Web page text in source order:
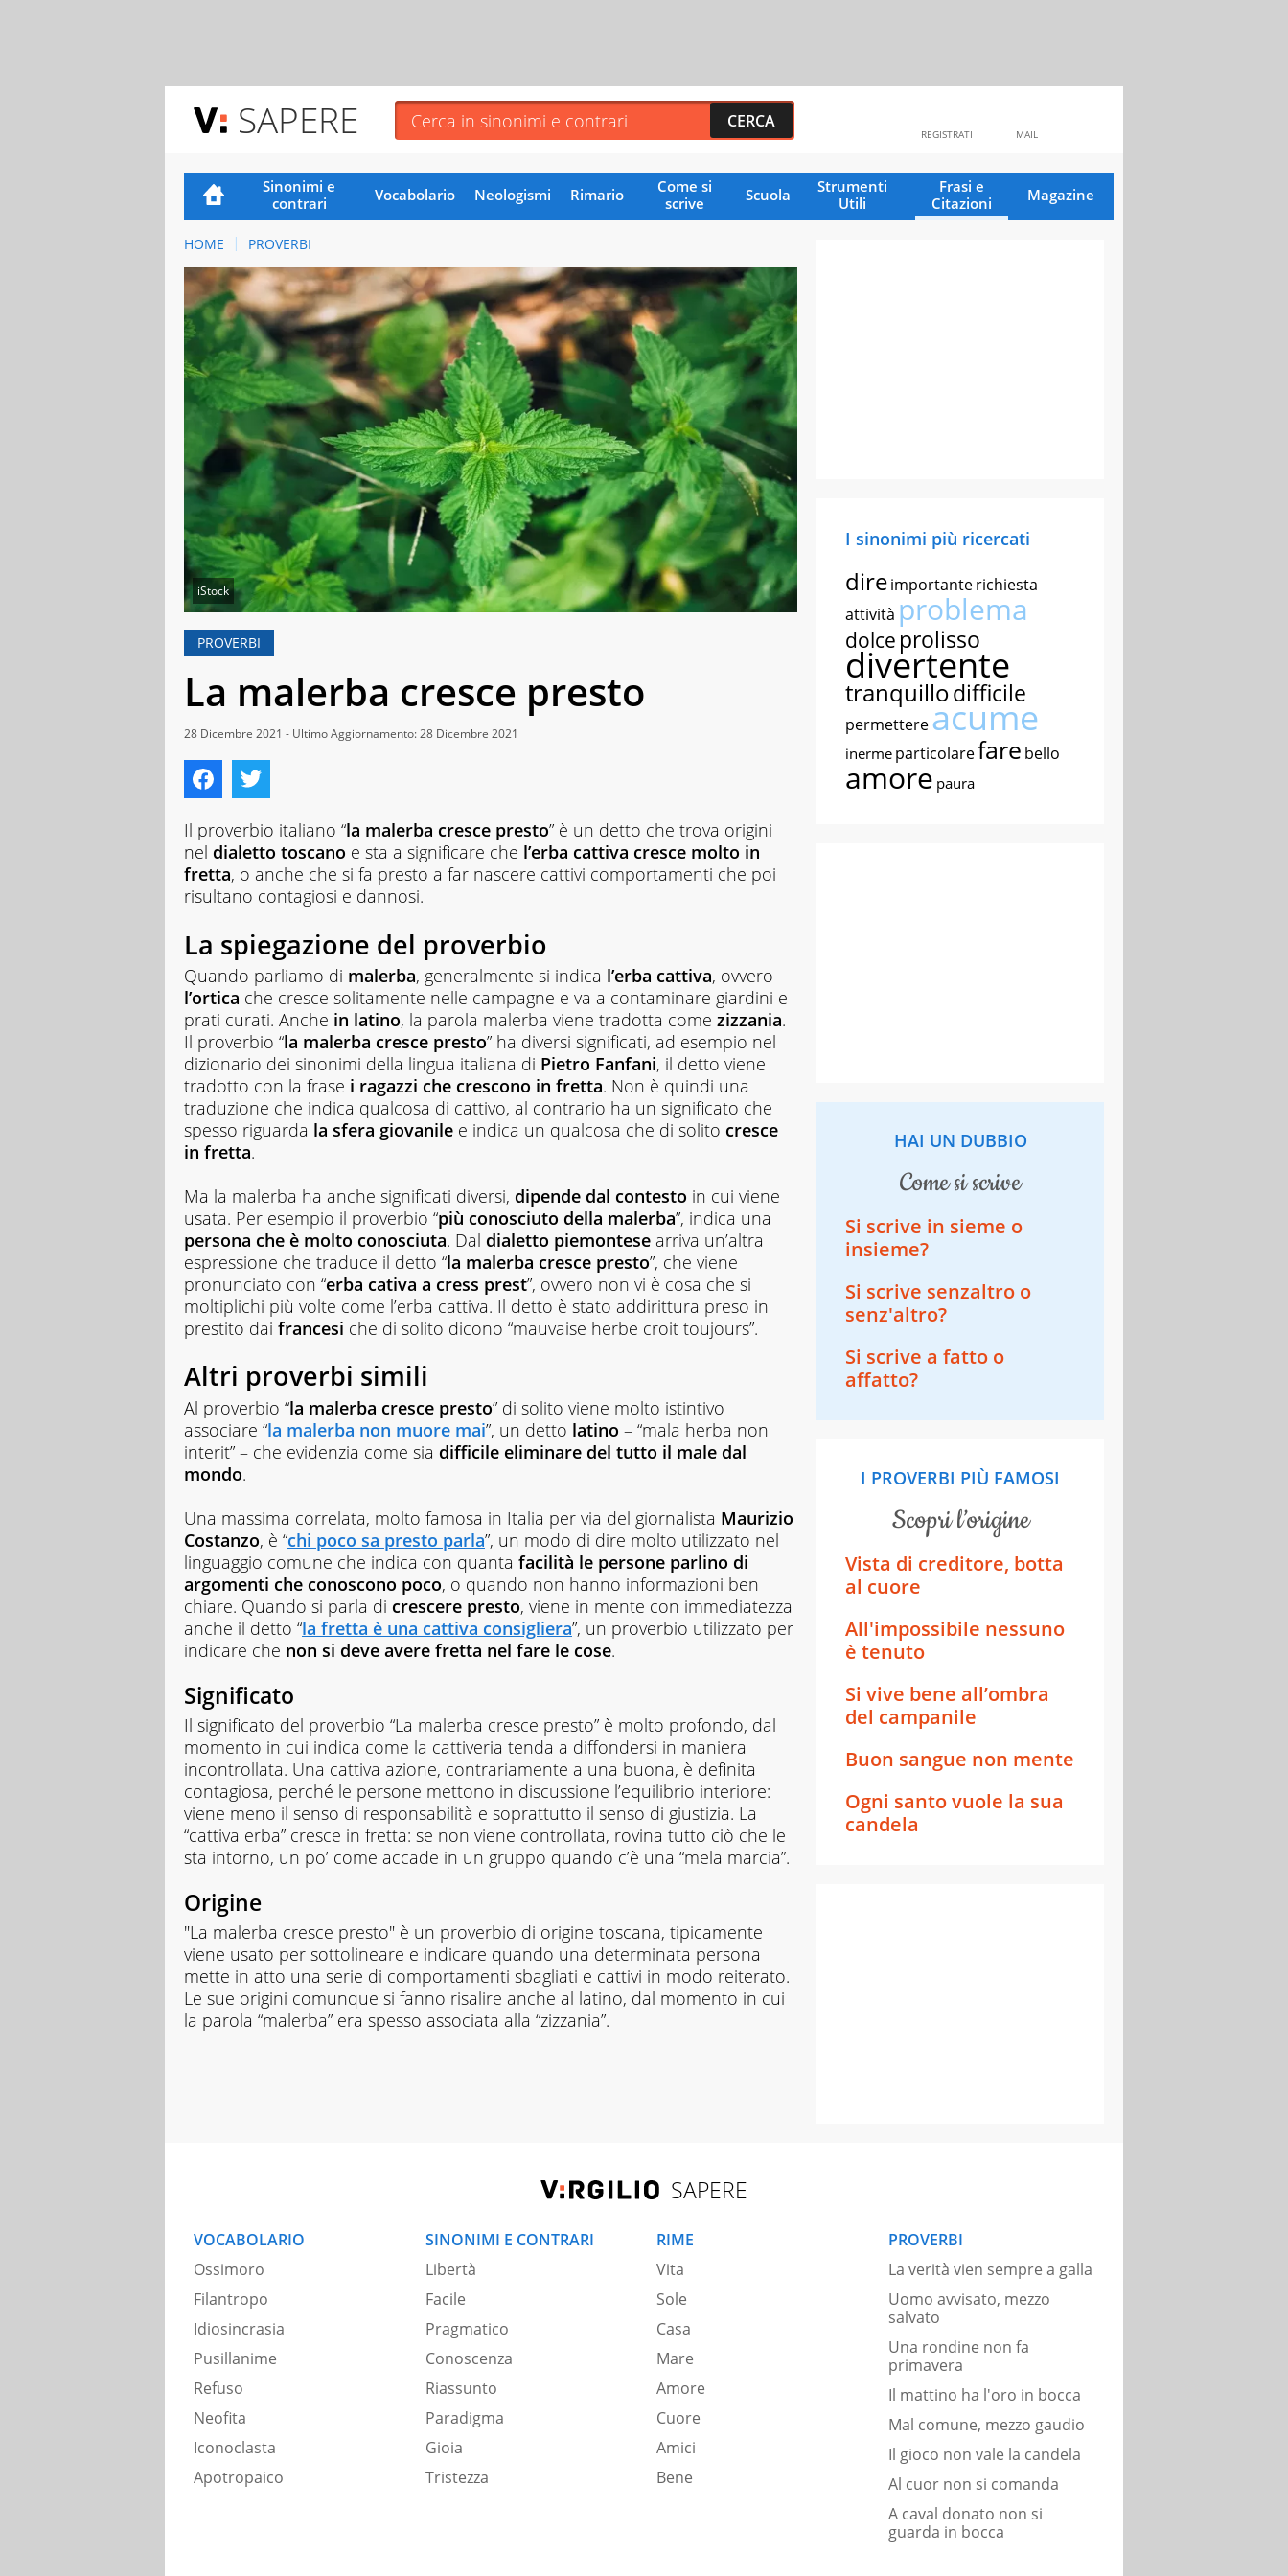
SAPERE MAIL
REGISTRATI
Sinonimi e
contrari
Vocabolario Neologismi Rimario
Come si
scrive
Scuola
Strumenti
Utili
Frasi e
Citazioni
Magazine
HOME PROVERBI
iStock
PROVERBI
La malerba cresce presto
28 Dicembre 2021 - Ultimo Aggiornamento: 28 Dicembre 2021
Il proverbio italiano “la malerba cresce presto” è un detto che trova origini
nel dialetto toscano e sta a significare che l’erba cattiva cresce molto in
fretta, o anche che si fa presto a far nascere cattivi comportamenti che poi
risultano contagiosi e dannosi.
La spiegazione del proverbio
Quando parliamo di malerba, generalmente si indica l’erba cattiva, ovvero
l’ortica che cresce solitamente nelle campagne e va a contaminare giardini e
prati curati. Anche in latino, la parola malerba viene tradotta come zizzania.
Il proverbio “la malerba cresce presto” ha diversi significati, ad esempio nel
dizionario dei sinonimi della lingua italiana di Pietro Fanfani, il detto viene
tradotto con la frase i ragazzi che crescono in fretta. Non è quindi una
traduzione che indica qualcosa di cattivo, al contrario ha un significato che
spesso riguarda la sfera giovanile e indica un qualcosa che di solito cresce
in fretta.
Ma la malerba ha anche significati diversi, dipende dal contesto in cui viene
usata. Per esempio il proverbio “più conosciuto della malerba”, indica una
persona che è molto conosciuta. Dal dialetto piemontese arriva un’altra
espressione che traduce il detto “la malerba cresce presto”, che viene
pronunciato con “erba cativa a cress prest”, ovvero non vi è cosa che si
moltiplichi più volte come l’erba cattiva. Il detto è stato addirittura preso in
prestito dai francesi che di solito dicono “mauvaise herbe croit toujours”.
Altri proverbi simili
Al proverbio “la malerba cresce presto” di solito viene molto istintivo
associare “la malerba non muore mai”, un detto latino – “mala herba non
interit” – che evidenzia come sia difficile eliminare del tutto il male dal
mondo.
Una massima correlata, molto famosa in Italia per via del giornalista Maurizio
Costanzo, è “chi poco sa presto parla”, un modo di dire molto utilizzato nel
linguaggio comune che indica con quanta facilità le persone parlino di
argomenti che conoscono poco, o quando non hanno informazioni ben
chiare. Quando si parla di crescere presto, viene in mente con immediatezza
anche il detto “la fretta è una cattiva consigliera”, un proverbio utilizzato per
indicare che non si deve avere fretta nel fare le cose.
Significato
Il significato del proverbio “La malerba cresce presto” è molto profondo, dal
momento in cui indica come la cattiveria tenda a diffondersi in maniera
incontrollata. Una cattiva azione, contrariamente a una buona, è definita
contagiosa, perché le persone mettono in discussione l’equilibrio interiore:
viene meno il senso di responsabilità e soprattutto il senso di giustizia. La
“cattiva erba” cresce in fretta: se non viene controllata, rovina tutto ciò che le
sta intorno, un po’ come accade in un gruppo quando c’è una “mela marcia”.
Origine
"La malerba cresce presto" è un proverbio di origine toscana, tipicamente
viene usato per sottolineare e indicare quando una determinata persona
mette in atto una serie di comportamenti sbagliati e cattivi in modo reiterato.
Le sue origini comunque si fanno risalire anche al latino, dal momento in cui
la parola “malerba” era spesso associata alla “zizzania”.
I sinonimi più ricercati
direimportanterichiesta
attività problema
dolce prolisso
divertente
tranquillodifficile
permettereacume
inerme particolarefare bello
amore paura
HAI UN DUBBIO
come si scrive
Si scrive in sieme o
insieme?
Si scrive senzaltro o
senz'altro?
Si scrive a fatto o
affatto?
I PROVERBI PIÙ FAMOSI
scopri l’origine
Vista di creditore, botta
al cuore
All'impossibile nessuno
è tenuto
Si vive bene all’ombra
del campanile
Buon sangue non mente
Ogni santo vuole la sua
candela
SAPERE
VOCABOLARIO
Ossimoro
Filantropo
Idiosincrasia
Pusillanime
Refuso
Neofita
Iconoclasta
Apotropaico
SINONIMI E CONTRARI
Libertà
Facile
Pragmatico
Conoscenza
Riassunto
Paradigma
Gioia
Tristezza
RIME
Vita
Sole
Casa
Mare
Amore
Cuore
Amici
Bene
PROVERBI
La verità vien sempre a galla
Uomo avvisato, mezzo
salvato
Una rondine non fa
primavera
Il mattino ha l'oro in bocca
Mal comune, mezzo gaudio
Il gioco non vale la candela
Al cuor non si comanda
A caval donato non si
guarda in bocca